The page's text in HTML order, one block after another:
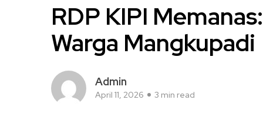
RDP KIPI
Warga Mangkupadi
Admin
April 11, 2026 3 min read